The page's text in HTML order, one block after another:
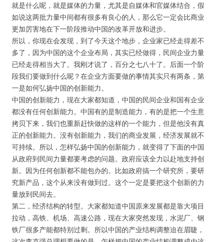
用户名或Email
就是什么呢，就是媒体的力量，尤其是自媒体和官媒体结合，假
如说这两批力量中间都有很多有良心的人，那么它一定会比商业
更加厉害地在下一阶段推动中国的改革开放和进步。
所以，你现在会发现，到了今天这个地步，企业家已经走得差不
多了，因为中国的这个企业布局，其实已经做得，民间企业力量
已经走得相当大了。我刚才说了，百分之七八十了。后面一个阶
段我们要做到什么呢？在企业方面要做的事情其实只有两条，第
一是如何弘扬中国的创新能力。
中国的创新能力，现在大家都知道，中国的民间企业和国有企业
都没有任何创新能力。中国有的是制造能力，有的是把一个生意
拷贝下来，我们也重新赶快做的这样的一个能力，但是他没有真
正的创新能力。没有创新能力，我们的商业发展，经济发展就不
可持续。所以，怎样弘扬中国的创新能力，就变得了下面的中国
从政府到民间力量都要考虑的问题。政府应该全力以赴地支持创
新。因为任何创新都不能包办的。比如政府搞一个研究所，要研
究新产品，这个从来没有做到过。这个一定是要把这个创新的力
量放到民间去。
第二，经济结构的转型。大家都知道中国原来发展都是靠大项目
拉动，高铁、机场、高速公路，现在大家突然发现，水泥厂、钢
铁厂很多产能都特别过剩。所以中国的产业结构调整迫在眉睫，